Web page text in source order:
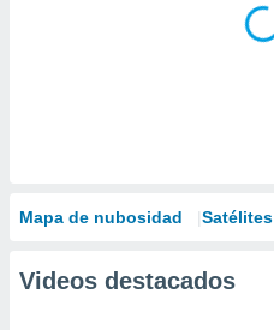
Mapa de nubosidad Satélites
Videos destacados